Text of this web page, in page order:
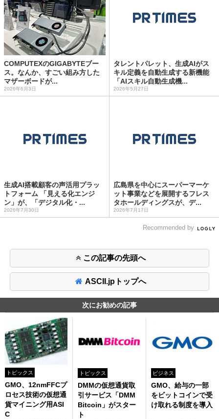
COMPUTEXのGIGABYTEブー
ス。なんか、すごい組み方した
マザーボードが...
2026年6月3日
タレントパレット、生成AIがス
キル定義を自動生成する新機能
「AIスキル自動生成機...
2026年5月27日
生成AI搭載顧客の声活用プラッ
トフォーム 「見える化エンジ
ン」が、「デジタル化・...
2026年7月30日
広島県を中心にスーパーマーケ
ット事業などを展開するフレス
タホールディングスが、デ...
2026年7月17日
Recommended by
この記事の先頭へ
ASCII.jpトップへ
次にお勧めの記事
トピックス
GMO、12nmFFCプ
ロセス技術の仮想通
貨マイニング用ASI
C
トピックス
DMMの仮想通貨取
引サービス「DMM
Bitcoin」がスター
ト
ビジネス
GMO、給与の一部
をビットコインで受
け取れる制度を導入